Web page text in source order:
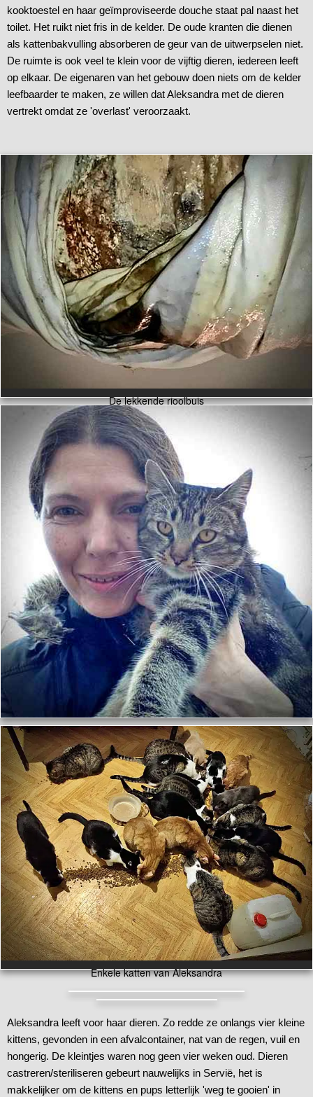
kooktoestel en haar geïmproviseerde douche staat pal naast het
toilet. Het ruikt niet fris in de kelder. De oude kranten die dienen
als kattenbakvulling absorberen de geur van de uitwerpselen niet.
De ruimte is ook veel te klein voor de vijftig dieren, iedereen leeft
op elkaar. De eigenaren van het gebouw doen niets om de kelder
leefbaarder te maken, ze willen dat Aleksandra met de dieren
vertrekt omdat ze 'overlast' veroorzaakt.
De lekkende rioolbuis
Enkele katten van Aleksandra
Aleksandra leeft voor haar dieren. Zo redde ze onlangs vier kleine
kittens, gevonden in een afvalcontainer, nat van de regen, vuil en
hongerig. De kleintjes waren nog geen vier weken oud. Dieren
castreren/steriliseren gebeurt nauwelijks in Servië, het is
makkelijker om de kittens en pups letterlijk 'weg te gooien' in